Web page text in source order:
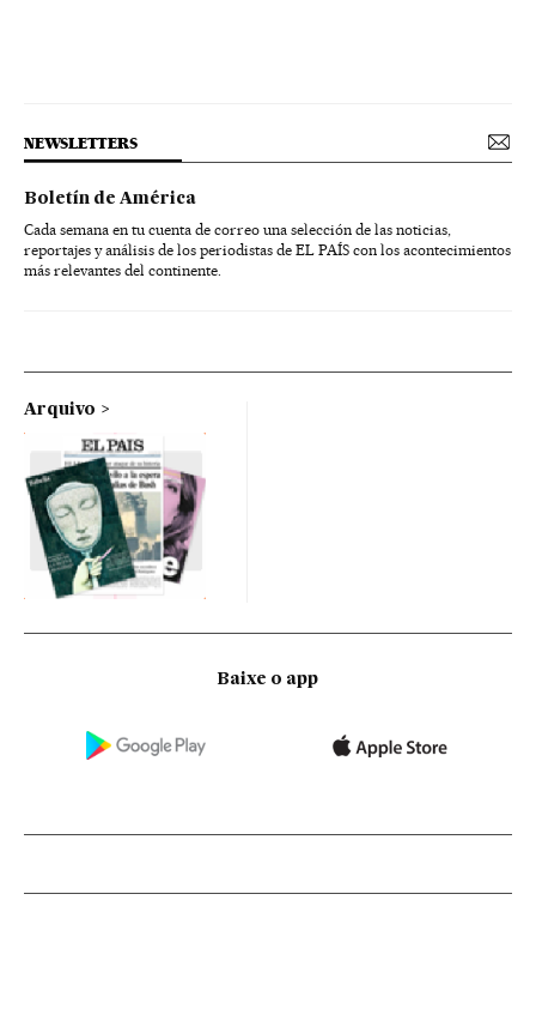
NEWSLETTERS
Boletín de América
Cada semana en tu cuenta de correo una selección de las noticias,
reportajes y análisis de los periodistas de EL PAÍS con los acontecimientos
más relevantes del continente.
Arquivo
Baixe o app